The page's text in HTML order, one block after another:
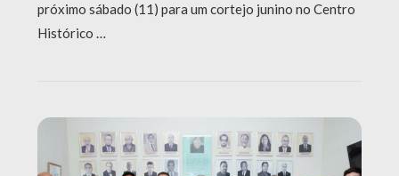
próximo sábado (11) para um cortejo junino no Centro
Histórico …